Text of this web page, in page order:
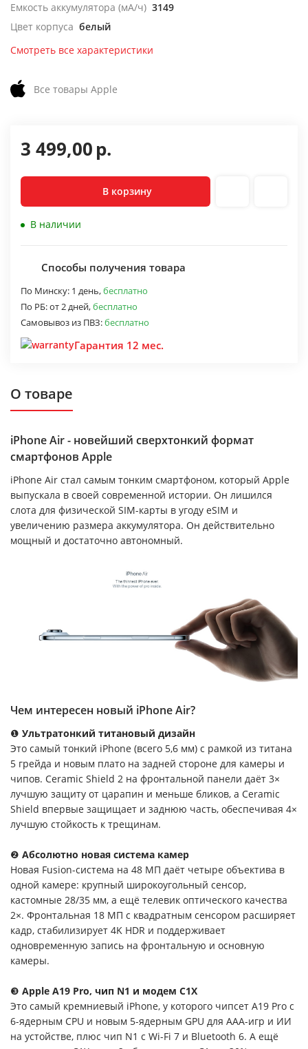
Емкость аккумулятора (мА/ч) 3149
Цвет корпуса белый
Смотреть все характеристики
Все товары Apple
3 499,00р.
В корзину
В наличии
Способы получения товара
По Минску: 1 день,бесплатно
По РБ:от 2 дней,бесплатно
Самовывоз из ПВЗ:бесплатно
Гарантия 12 мес.
О товаре
iPhone Air - новейший сверхтонкий формат
смартфонов Apple
iPhone Air стал самым тонким смартфоном, который Apple
выпускала в своей современной истории. Он лишился
слота для физической SIM-карты в угоду eSIM и
увеличению размера аккумулятора. Он действительно
мощный и достаточно автономный.
Чем интересен новый iPhone Air?
❶ Ультратонкий титановый дизайн
Это самый тонкий iPhone (всего 5,6 мм) с рамкой из титана
5 грейда и новым плато на задней стороне для камеры и
чипов. Ceramic Shield 2 на фронтальной панели даёт 3×
лучшую защиту от царапин и меньше бликов, а Ceramic
Shield впервые защищает и заднюю часть, обеспечивая 4×
лучшую стойкость к трещинам.
❷ Абсолютно новая система камер
Новая Fusion-система на 48 МП даёт четыре объектива в
одной камере: крупный широкоугольный сенсор,
кастомные 28/35 мм, а ещё телевик оптического качества
2×. Фронтальная 18 МП с квадратным сенсором расширяет
кадр, стабилизирует 4K HDR и поддерживает
одновременную запись на фронтальную и основную
камеры.
❸ Apple A19 Pro, чип N1 и модем C1X
Это самый кремниевый iPhone, у которого чипсет A19 Pro с
6-ядерным CPU и новым 5-ядерным GPU для AAA-игр и ИИ
на устойстве, плюс чип N1 с Wi-Fi 7 и Bluetooth 6. А ещё